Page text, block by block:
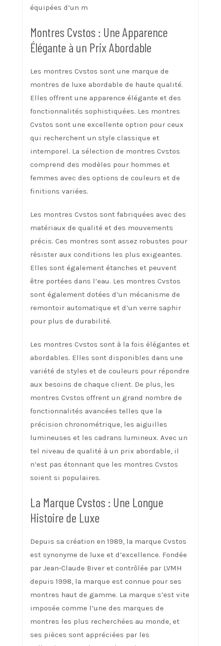
équipées d’un m
Montres Cvstos : Une Apparence
Élégante à un Prix Abordable
Les montres Cvstos sont une marque de
montres de luxe abordable de haute qualité.
Elles offrent une apparence élégante et des
fonctionnalités sophistiquées. Les montres
Cvstos sont une excellente option pour ceux
qui recherchent un style classique et
intemporel. La sélection de montres Cvstos
comprend des modèles pour hommes et
femmes avec des options de couleurs et de
finitions variées.
Les montres Cvstos sont fabriquées avec des
matériaux de qualité et des mouvements
précis. Ces montres sont assez robustes pour
résister aux conditions les plus exigeantes.
Elles sont également étanches et peuvent
être portées dans l’eau. Les montres Cvstos
sont également dotées d’un mécanisme de
remontoir automatique et d’un verre saphir
pour plus de durabilité.
Les montres Cvstos sont à la fois élégantes et
abordables. Elles sont disponibles dans une
variété de styles et de couleurs pour répondre
aux besoins de chaque client. De plus, les
montres Cvstos offrent un grand nombre de
fonctionnalités avancées telles que la
précision chronométrique, les aiguilles
lumineuses et les cadrans lumineux. Avec un
tel niveau de qualité à un prix abordable, il
n’est pas étonnant que les montres Cvstos
soient si populaires.
La Marque Cvstos : Une Longue
Histoire de Luxe
Depuis sa création en 1989, la marque Cvstos
est synonyme de luxe et d’excellence. Fondée
par Jean-Claude Biver et contrôlée par LVMH
depuis 1998, la marque est connue pour ses
montres haut de gamme. La marque s’est vite
imposée comme l’une des marques de
montres les plus recherchées au monde, et
ses pièces sont appréciées par les